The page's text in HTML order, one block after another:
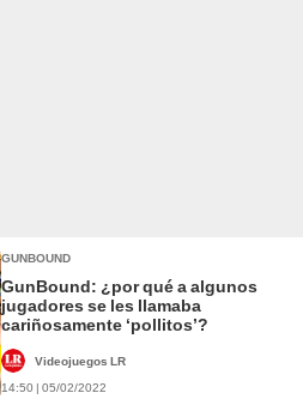
GUNBOUND
GunBound: ¿por qué a algunos
jugadores se les llamaba
cariñosamente ‘pollitos’?
Videojuegos LR
14:50 | 05/02/2022